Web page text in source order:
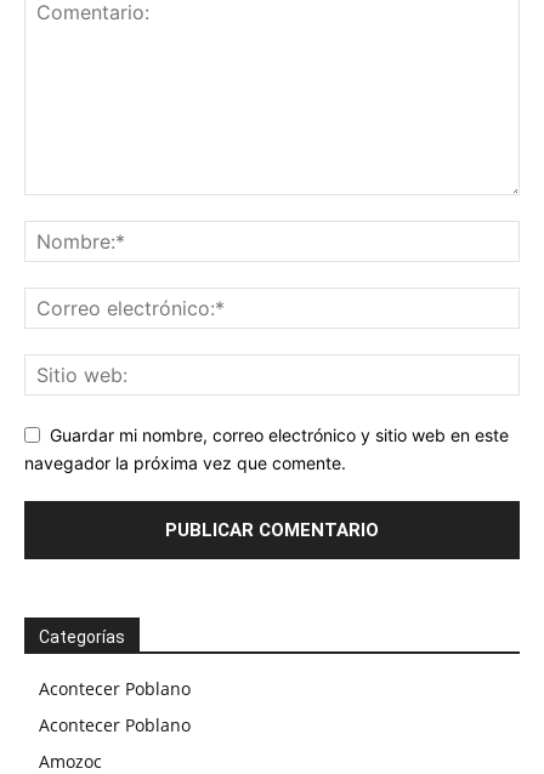
Guardar mi nombre, correo electrónico y sitio web en este
navegador la próxima vez que comente.
Categorías
Acontecer Poblano
Acontecer Poblano
Amozoc